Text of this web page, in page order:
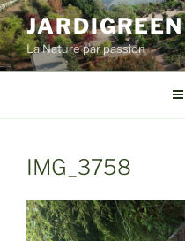
Aller
au
contenu
principal
JARDIGREEN
La Nature par passion
IMG_3758